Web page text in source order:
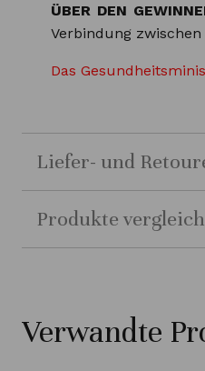
ÜBER DEN
Verbindung
Das
Liefer- und
Produkte
Verwandte